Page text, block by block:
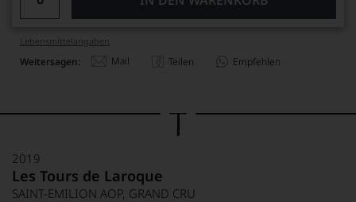
Lebensmittel­angaben
Weitersagen: Mail Teilen Empfehlen
2019
Les Tours de Laroque
SAINT-EMILION AOP, GRAND CRU